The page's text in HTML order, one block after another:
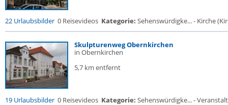
22 Urlaubsbilder 0 Reisevideos Kategorie: Sehenswürdigke... - Kirche
Skulpturenweg Obernkirchen
in Obernkirchen
5,7 km entfernt
19 Urlaubsbilder 0 Reisevideos Kategorie: Sehenswürdigke... -